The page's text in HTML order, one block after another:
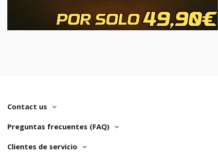
Contact us
Preguntas frecuentes (FAQ)
Clientes de servicio